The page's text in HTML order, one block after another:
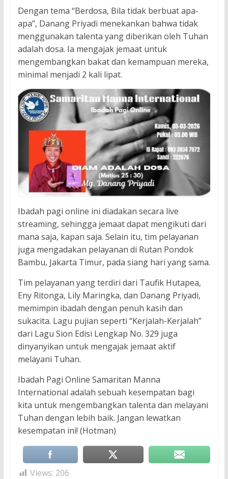
Dengan tema “Berdosa, Bila tidak berbuat apa-
apa”, Danang Priyadi menekankan bahwa tidak
menggunakan talenta yang diberikan oleh Tuhan
adalah dosa. Ia mengajak jemaat untuk
mengembangkan bakat dan kemampuan mereka,
minimal menjadi 2 kali lipat.
Ibadah pagi online ini diadakan secara live
streaming, sehingga jemaat dapat mengikuti dari
mana saja, kapan saja. Selain itu, tim pelayanan
juga mengadakan pelayanan di Rutan Pondok
Bambu, Jakarta Timur, pada siang hari yang sama.
Tim pelayanan yang terdiri dari Taufik Hutapea,
Eny Ritonga, Lily Maringka, dan Danang Priyadi,
memimpin ibadah dengan penuh kasih dan
sukacita. Lagu pujian seperti “Kerjalah-Kerjalah”
dari Lagu Sion Edisi Lengkap No. 329 juga
dinyanyikan untuk mengajak jemaat aktif
melayani Tuhan.
Ibadah Pagi Online Samaritan Manna
International adalah sebuah kesempatan bagi
kita untuk mengembangkan talenta dan melayani
Tuhan dengan lebih baik. Jangan lewatkan
kesempatan ini! (Hotman)
Views: 206